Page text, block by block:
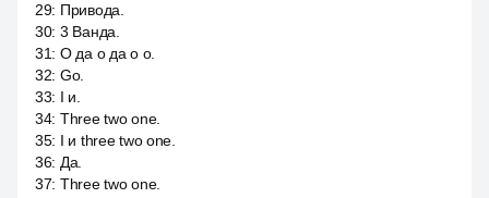
29: Привода.
30: 3 Ванда.
31: О да о да о о.
32: Go.
33: I и.
34: Three two one.
35: I и three two one.
36: Да.
37: Three two one.